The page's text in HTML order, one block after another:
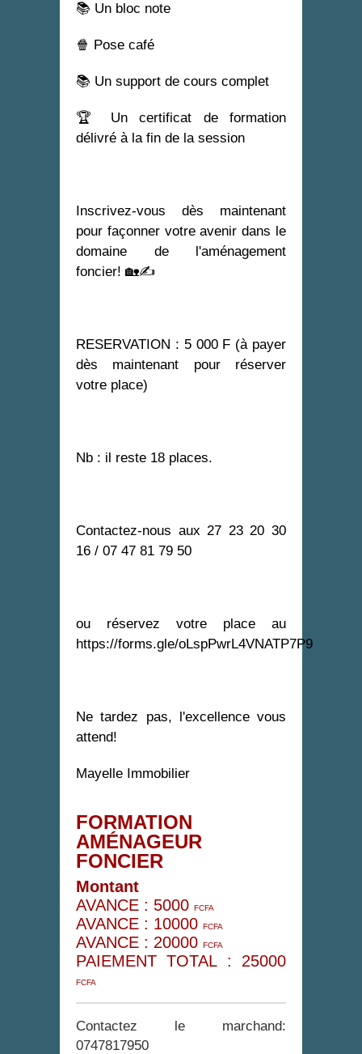
📚 Un bloc note
🍿 Pose café
📚 Un support de cours complet
🏆 Un certificat de formation
délivré à la fin de la session
Inscrivez-vous dès maintenant
pour façonner votre avenir dans le
domaine de l'aménagement
foncier! 🏡✍
RESERVATION : 5 000 F (à payer
dès maintenant pour réserver
votre place)
Nb : il reste 18 places.
Contactez-nous aux 27 23 20 30
16 / 07 47 81 79 50
ou réservez votre place au
https://forms.gle/oLspPwrL4VNATP7P9
Ne tardez pas, l'excellence vous
attend!
Mayelle Immobilier
FORMATION
AMÉNAGEUR
FONCIER
Montant
AVANCE : 5000 FCFA
AVANCE : 10000 FCFA
AVANCE : 20000 FCFA
PAIEMENT TOTAL : 25000
FCFA
Contactez le marchand:
0747817950